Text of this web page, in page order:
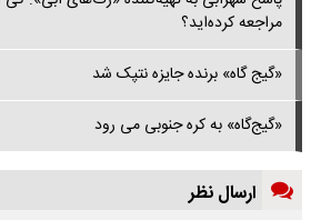
مراجعه کرده‌اید؟
«گیج گاه» برنده جایزه نتپک شد
«گیج‌گاه» به کره جنوبی می رود
ارسال نظر